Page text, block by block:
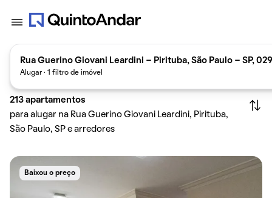
Rua Guerino Giovani Leardini - Pirituba, São Paulo - SP,
Alugar · 1 filtro de imóvel
213 apartamentos
para alugar na Rua Guerino Giovani Leardini, Pirituba,
São Paulo, SP e arredores
Baixou o preço